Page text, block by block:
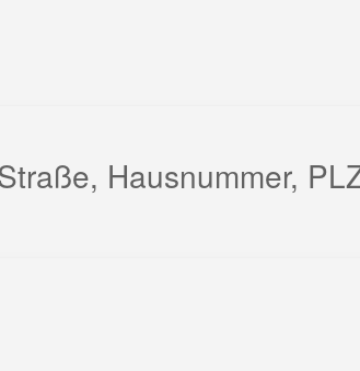
Hausnummer,